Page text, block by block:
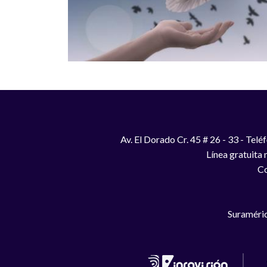
Av. El Dorado Cr. 45 # 26 - 33 -
Línea gratuita